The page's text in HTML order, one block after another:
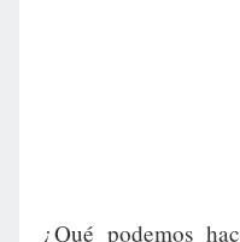
¿Qué podemos